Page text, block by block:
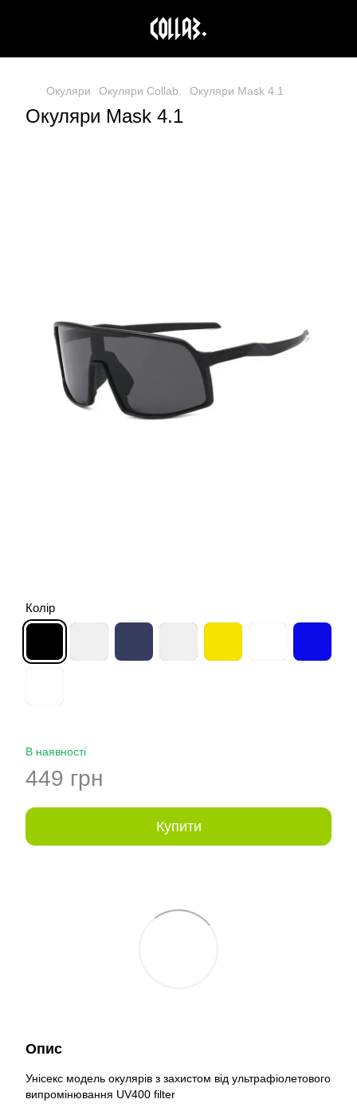
Окуляри Окуляри Collab. Окуляри Mask 4.1
Окуляри Mask 4.1
Колір
В наявності
449 грн
Купити
Опис
Унісекс модель окулярів з захистом від ультрафіолетового
випромінювання UV400 filter